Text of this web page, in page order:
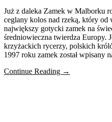
Już z daleka Zamek w Malborku
ceglany kolos nad rzeką, który
największy gotycki zamek na
średniowieczna twierdza Europy.
krzyżackich rycerzy, polskich
1997 roku zamek został wpisany
Continue Reading →